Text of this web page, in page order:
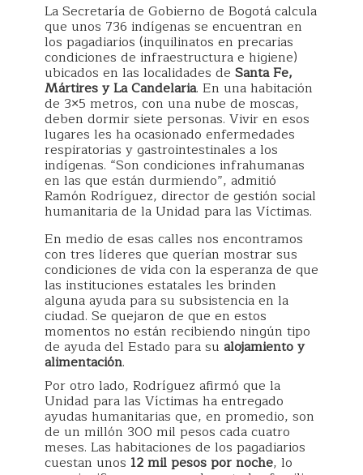
La Secretaría de Gobierno de Bogotá calcula
que unos 736 indígenas se encuentran en
los pagadiarios (inquilinatos en precarias
condiciones de infraestructura e higiene)
ubicados en las localidades de Santa Fe,
Mártires y La Candelaria. En una habitación
de 3×5 metros, con una nube de moscas,
deben dormir siete personas. Vivir en esos
lugares les ha ocasionado enfermedades
respiratorias y gastrointestinales a los
indígenas. “Son condiciones infrahumanas
en las que están durmiendo”, admitió
Ramón Rodríguez, director de gestión social
humanitaria de la Unidad para las Víctimas.
En medio de esas calles nos encontramos
con tres líderes que querían mostrar sus
condiciones de vida con la esperanza de que
las instituciones estatales les brinden
alguna ayuda para su subsistencia en la
ciudad. Se quejaron de que en estos
momentos no están recibiendo ningún tipo
de ayuda del Estado para su alojamiento y
alimentación.
Por otro lado, Rodríguez afirmó que la
Unidad para las Víctimas ha entregado
ayudas humanitarias que, en promedio, son
de un millón 300 mil pesos cada cuatro
meses. Las habitaciones de los pagadiarios
cuestan unos 12 mil pesos por noche, lo